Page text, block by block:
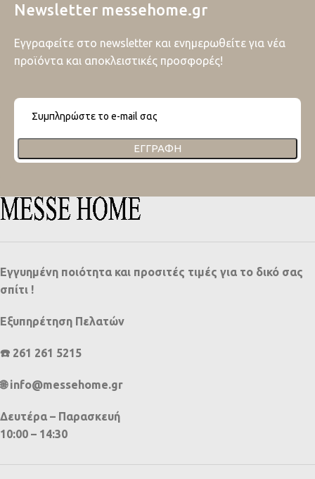
Newsletter messehome.gr
Εγγραφείτε στο newsletter και ενημερωθείτε για νέα
προϊόντα και αποκλειστικές προσφορές!
ΕΓΓΡΑΦΉ
Εγγυημένη ποιότητα και προσιτές τιμές για το δικό σας
σπίτι !
Εξυπηρέτηση Πελατών
☎️ 261 261 5215
🌐 info@messehome.gr
Δευτέρα – Παρασκευή
10:00 – 14:30